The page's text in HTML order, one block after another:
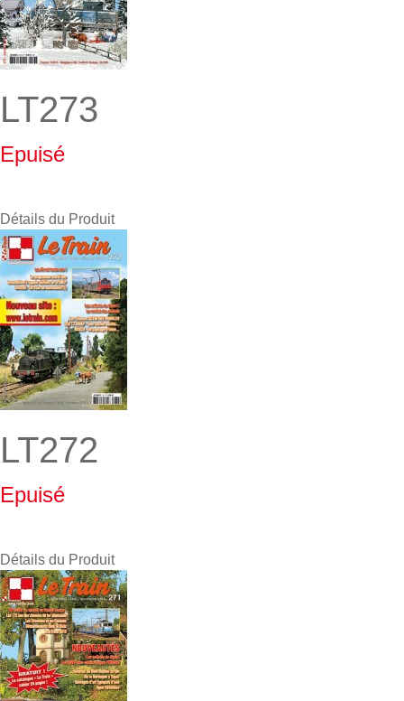
LT273
Epuisé
Détails du Produit
LT272
Epuisé
Détails du Produit